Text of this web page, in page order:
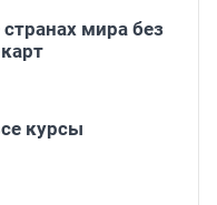
мира без
курсы